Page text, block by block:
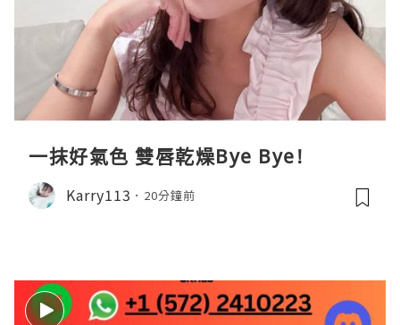
一抹好氣色 雙唇乾燥Bye Bye!
Karry113 20分鐘前